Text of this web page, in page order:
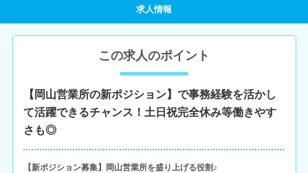
求人情報
この求人のポイント
【岡山営業所の新ポジション】で事務経験を活かし
て活躍できるチャンス！土日祝完全休み等働きやす
さも◎
【新ポジション募集】岡山営業所を盛り上げる役割♪